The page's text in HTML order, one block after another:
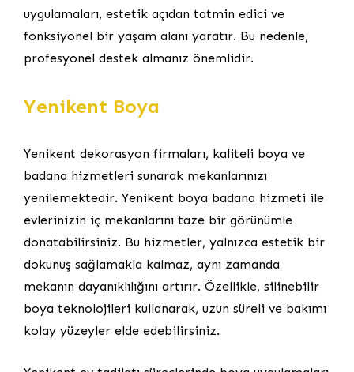
uygulamaları, estetik açıdan tatmin edici ve
fonksiyonel bir yaşam alanı yaratır. Bu nedenle,
profesyonel destek almanız önemlidir.
Yenikent Boya
Yenikent dekorasyon firmaları, kaliteli boya ve
badana hizmetleri sunarak mekanlarınızı
yenilemektedir. Yenikent boya badana hizmeti ile
evlerinizin iç mekanlarını taze bir görünümle
donatabilirsiniz. Bu hizmetler, yalnızca estetik bir
dokunuş sağlamakla kalmaz, aynı zamanda
mekanın dayanıklılığını artırır. Özellikle, silinebilir
boya teknolojileri kullanarak, uzun süreli ve bakımı
kolay yüzeyler elde edebilirsiniz.